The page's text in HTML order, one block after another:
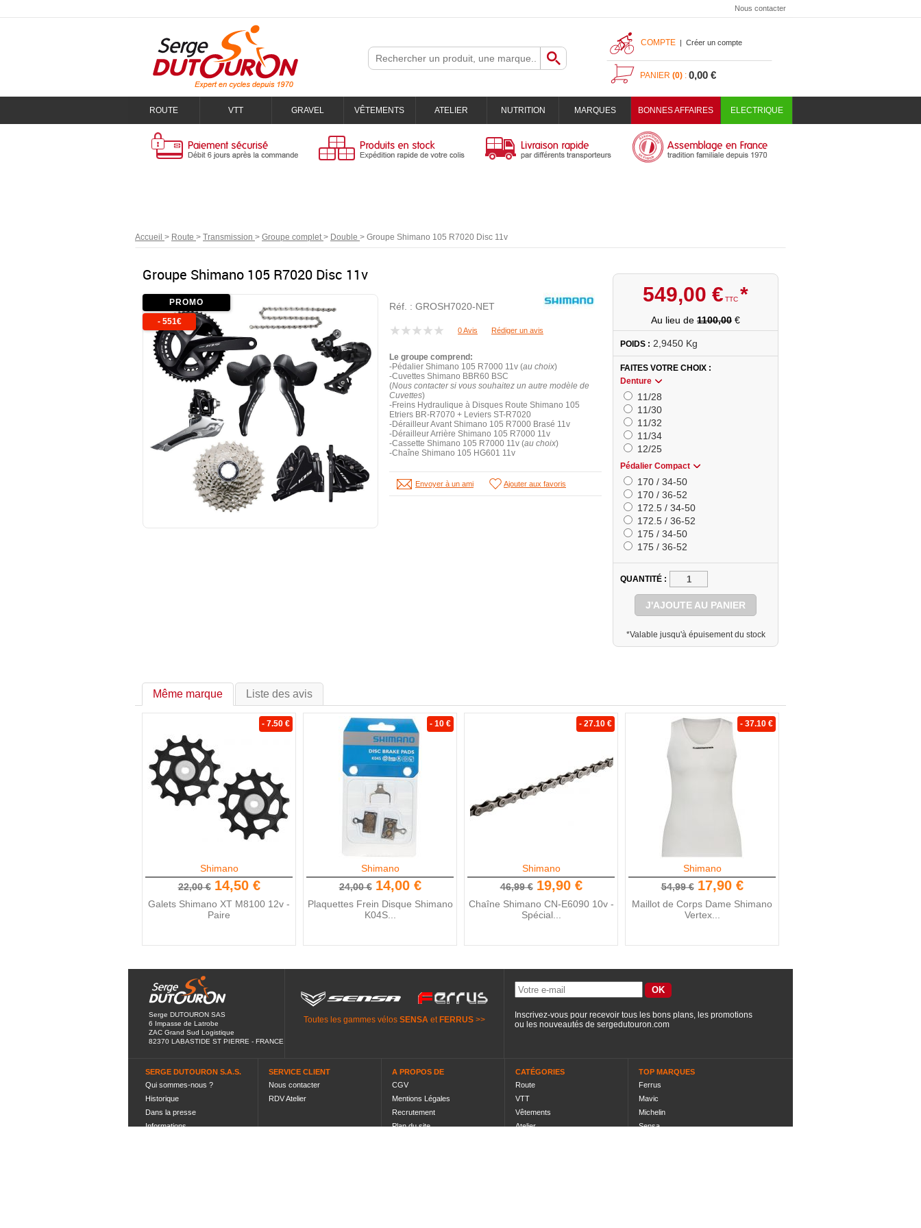
Nous contacter
COMPTE | Créer un compte
PANIER (0) : 0,00 €
ROUTE VTT GRAVEL VÊTEMENTS ATELIER NUTRITION MARQUES BONNES AFFAIRES ELECTRIQUE
Accueil > Route > Transmission > Groupe complet > Double > Groupe Shimano 105 R7020 Disc 11v
Groupe Shimano 105 R7020 Disc 11v
PROMO
- 551€
Réf. : GROSH7020-NET
0 Avis Rédiger un avis
Le groupe comprend:
-Pédalier Shimano 105 R7000 11v (au choix)
-Cuvettes Shimano BBR60 BSC
(Nous contacter si vous souhaitez un autre modèle de
Cuvettes)
-Freins Hydraulique à Disques Route Shimano 105
Etriers BR-R7070 + Leviers ST-R7020
-Dérailleur Avant Shimano 105 R7000 Brasé 11v
-Dérailleur Arrière Shimano 105 R7000 11v
-Cassette Shimano 105 R7000 11v (au choix)
-Chaîne Shimano 105 HG601 11v
Envoyer à un ami Ajouter aux favoris
549,00 € TTC *
Au lieu de 1100,00 €
POIDS : 2,9450 Kg
FAITES VOTRE CHOIX
Denture
11/28
11/30
11/32
11/34
12/25
Pédalier Compact
170 / 34-50
170 / 36-52
172.5 / 34-50
172.5 / 36-52
175 / 34-50
175 / 36-52
QUANTITÉ
J'AJOUTE AU PANIER
*Valable jusqu'à épuisement du stock
Même marque Liste des avis
- 7.50 €
Shimano
22,00 € 14,50 €
Galets Shimano XT M8100 12v -
Paire
- 10 €
Shimano
24,00 € 14,00 €
Plaquettes Frein Disque Shimano
K04S...
- 27.10 €
Shimano
46,99 € 19,90 €
Chaîne Shimano CN-E6090 10v -
Spécial...
- 37.10 €
Shimano
54,99 € 17,90 €
Maillot de Corps Dame Shimano
Vertex...
Serge DUTOURON SAS
6 Impasse de Latrobe
ZAC Grand Sud Logistique
82370 LABASTIDE ST PIERRE - FRANCE
Toutes les gammes vélos SENSA et FERRUS >>
Inscrivez-vous pour recevoir tous les bons plans, les promotions
ou les nouveautés de sergedutouron.com
SERGE DUTOURON S.A.S.
Qui sommes-nous ?
Historique
Dans la presse
Informations
SERVICE CLIENT
Nous contacter
RDV Atelier
A PROPOS DE
CGV
Mentions Légales
Recrutement
Plan du site
CATÉGORIES
Route
VTT
Vêtements
Atelier
TOP MARQUES
Ferrus
Mavic
Michelin
Sensa